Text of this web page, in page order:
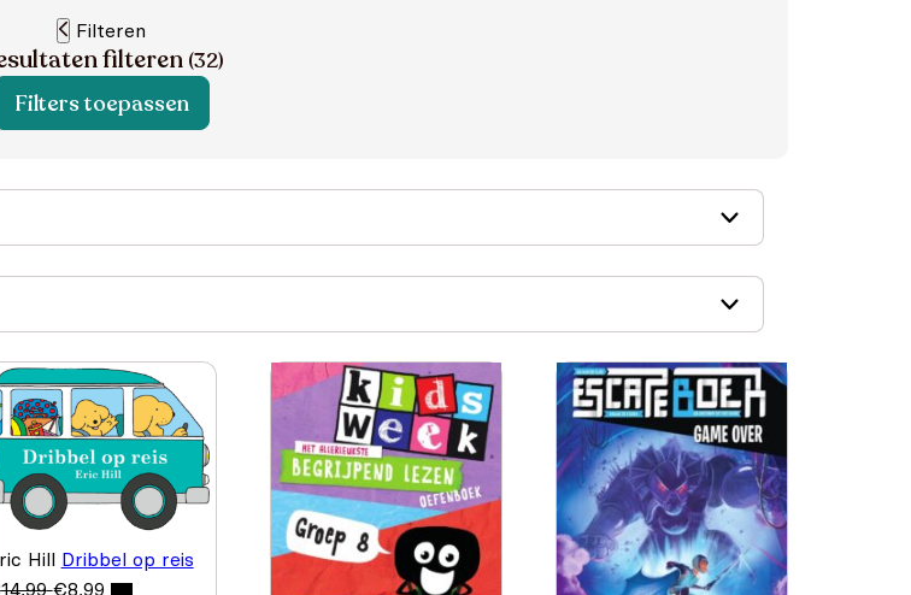
Filteren
filteren (32)
Filters toepassen
Hill Dribbel op reis
14,99 €8,99